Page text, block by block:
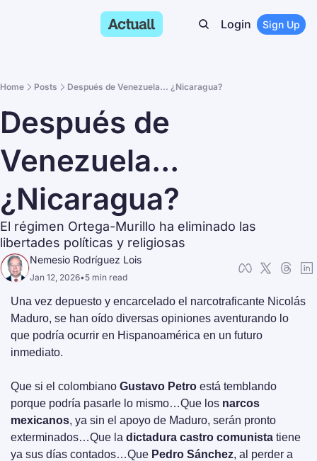
Login Sign Up
Home Posts Después de Venezuela... ¿Nicaragua?
Después de
Venezuela...
¿Nicaragua?
El régimen Ortega-Murillo ha eliminado las
libertades políticas y religiosas
Nemesio Rodríguez Lois
Jan 12, 2026•5 min read
Una vez depuesto y encarcelado el narcotraficante Nicolás
Maduro, se han oído diversas opiniones aventurando lo
que podría ocurrir en Hispanoamérica en un futuro
inmediato.
Que si el colombiano Gustavo Petro está temblando
porque podría pasarle lo mismo…Que los narcos
mexicanos, ya sin el apoyo de Maduro, serán pronto
exterminados…Que la dictadura castro comunista tiene
ya sus días contados…Que Pedro Sánchez, al perder a